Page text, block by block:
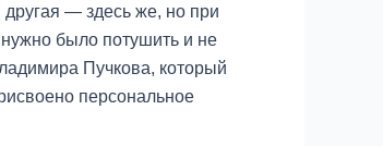
— здесь же, но при
было потушить и не
Пучкова, который
персональное